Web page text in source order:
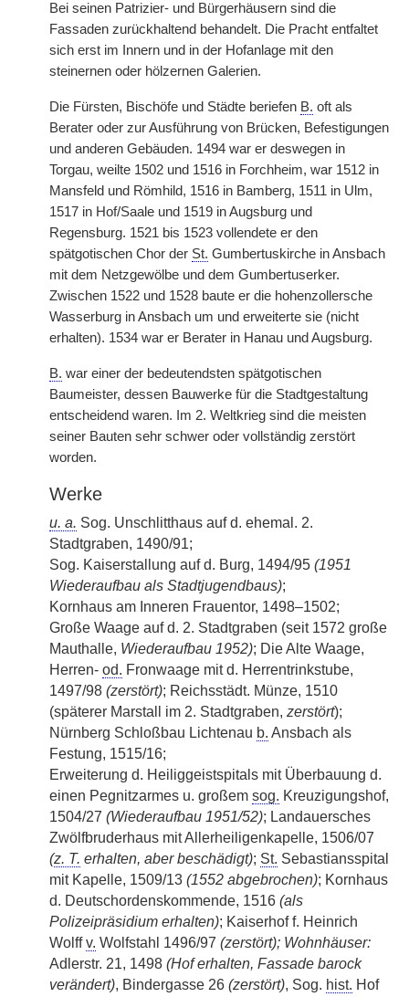
Bei seinen Patrizier- und Bürgerhäusern sind die
Fassaden zurückhaltend behandelt. Die Pracht entfaltet
sich erst im Innern und in der Hofanlage mit den
steinernen oder hölzernen Galerien.
Die Fürsten, Bischöfe und Städte beriefen B. oft als
Berater oder zur Ausführung von Brücken, Befestigungen
und anderen Gebäuden. 1494 war er deswegen in
Torgau, weilte 1502 und 1516 in Forchheim, war 1512 in
Mansfeld und Römhild, 1516 in Bamberg, 1511 in Ulm,
1517 in Hof/Saale und 1519 in Augsburg und
Regensburg. 1521 bis 1523 vollendete er den
spätgotischen Chor der St. Gumbertuskirche in Ansbach
mit dem Netzgewölbe und dem Gumbertuserker.
Zwischen 1522 und 1528 baute er die hohenzollersche
Wasserburg in Ansbach um und erweiterte sie (nicht
erhalten). 1534 war er Berater in Hanau und Augsburg.
B. war einer der bedeutendsten spätgotischen
Baumeister, dessen Bauwerke für die Stadtgestaltung
entscheidend waren. Im 2. Weltkrieg sind die meisten
seiner Bauten sehr schwer oder vollständig zerstört
worden.
Werke
u. a. Sog. Unschlitthaus auf d. ehemal. 2.
Stadtgraben, 1490/91;
Sog. Kaiserstallung auf d. Burg, 1494/95 (1951
Wiederaufbau als Stadtjugendbaus);
Kornhaus am Inneren Frauentor, 1498–1502;
Große Waage auf d. 2. Stadtgraben (seit 1572 große
Mauthalle, Wiederaufbau 1952); Die Alte Waage,
Herren- od. Fronwaage mit d. Herrentrinkstube,
1497/98 (zerstört); Reichsstädt. Münze, 1510
(späterer Marstall im 2. Stadtgraben, zerstört);
Nürnberg Schloßbau Lichtenau b. Ansbach als
Festung, 1515/16;
Erweiterung d. Heiliggeistspitals mit Überbauung d.
einen Pegnitzarmes u. großem sog. Kreuzigungshof,
1504/27 (Wiederaufbau 1951/52); Landauersches
Zwölfbruderhaus mit Allerheiligenkapelle, 1506/07
(z. T. erhalten, aber beschädigt); St. Sebastiansspital
mit Kapelle, 1509/13 (1552 abgebrochen); Kornhaus
d. Deutschordenskommende, 1516 (als
Polizeipräsidium erhalten); Kaiserhof f. Heinrich
Wolffv. Wolfstahl 1496/97 (zerstört); Wohnhäuser:
Adlerstr. 21, 1498 (Hof erhalten, Fassade barock
verändert), Bindergasse 26 (zerstört), Sog. hist. Hof